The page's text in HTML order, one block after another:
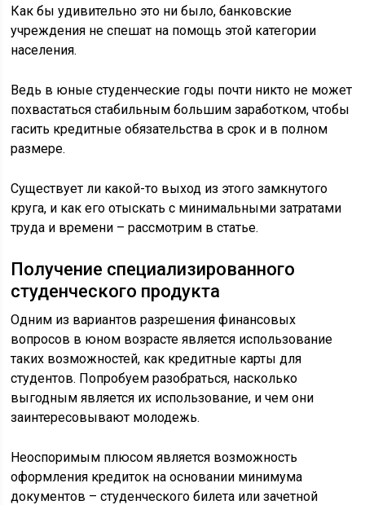
Как бы удивительно это ни было, банковские
учреждения не спешат на помощь этой категории
населения.
Ведь в юные студенческие годы почти никто не может
похвастаться стабильным большим заработком, чтобы
гасить кредитные обязательства в срок и в полном
размере.
Существует ли какой-то выход из этого замкнутого
круга, и как его отыскать с минимальными затратами
труда и времени – рассмотрим в статье.
Получение специализированного
студенческого продукта
Одним из вариантов разрешения финансовых
вопросов в юном возрасте является использование
таких возможностей, как кредитные карты для
студентов. Попробуем разобраться, насколько
выгодным является их использование, и чем они
заинтересовывают молодежь.
Неоспоримым плюсом является возможность
оформления кредиток на основании минимума
документов – студенческого билета или зачетной